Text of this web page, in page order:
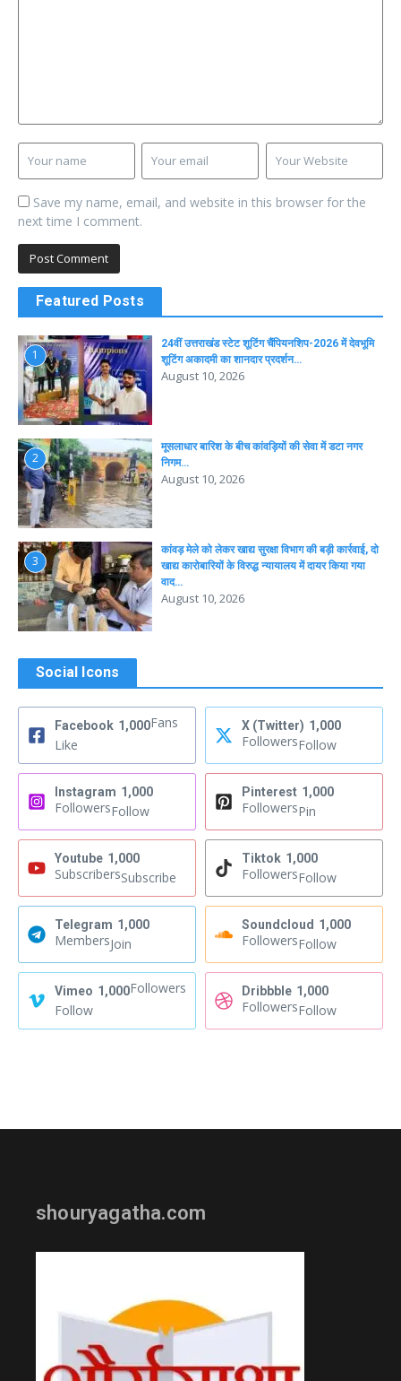
Save my name, email, and website in this browser for the
next time I comment.
Featured Posts
1
24वीं उत्तराखंड स्टेट शूटिंग चैंपियनशिप-2026 में देवभूमि
शूटिंग अकादमी का शानदार प्रदर्शन…
August 10, 2026
2
मूसलाधार बारिश के बीच कांवड़ियों की सेवा में डटा नगर
निगम…
August 10, 2026
3
कांवड़ मेले को लेकर खाद्य सुरक्षा विभाग की बड़ी कार्रवाई, दो
खाद्य कारोबारियों के विरुद्ध न्यायालय में दायर किया गया
वाद…
August 10, 2026
Social Icons
Facebook 1,000Fans
Like
X (Twitter) 1,000
FollowersFollow
Instagram 1,000
FollowersFollow
Pinterest 1,000
FollowersPin
Youtube 1,000
SubscribersSubscribe
Tiktok 1,000
FollowersFollow
Telegram 1,000
MembersJoin
Soundcloud 1,000
FollowersFollow
Vimeo 1,000Followers
Follow
Dribbble 1,000
FollowersFollow
shouryagatha.com